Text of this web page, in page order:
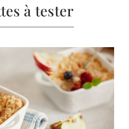
à tester